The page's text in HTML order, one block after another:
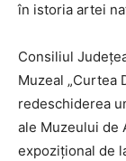
în istoria artei
Consiliul
Muzeal „Curtea
redeschiderea
ale Muzeului de
expozițional de